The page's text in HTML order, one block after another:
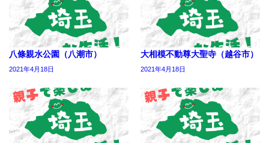
八條親水公園（八潮市）
2021年4月18日
大相模不動尊大聖寺（越谷市）
2021年4月18日